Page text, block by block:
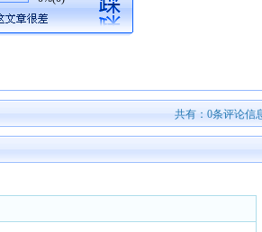
共有： 0条评论信